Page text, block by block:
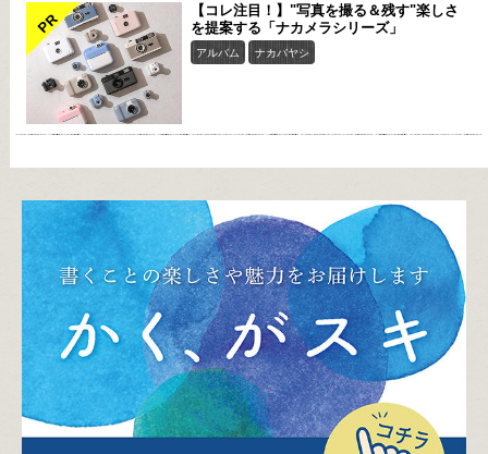
PR
【コレ注目！】"写真を撮る＆残す"楽しさ
を提案する「ナカメラシリーズ」
アルバム ナカバヤシ